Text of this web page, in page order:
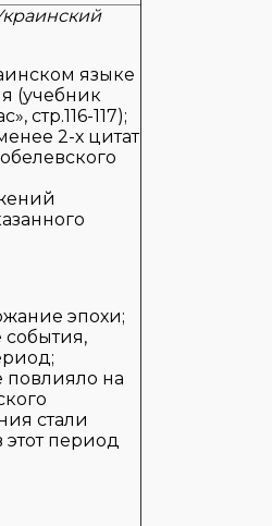
языке
(учебник
стр.116-117);
2-х цитат
эпохи;
события,
повлияло на
стали
период